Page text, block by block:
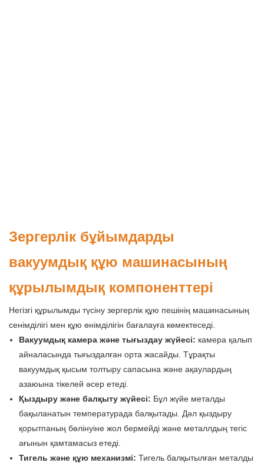
Зергерлік бұйымдарды
вакуумдық құю машинасының
құрылымдық компоненттері
Негізгі құрылымды түсіну зергерлік құю пешінің машинасының
сенімділігі мен құю өнімділігін бағалауға көмектеседі.
Вакуумдық камера және тығыздау жүйесі: камера қалып
айналасында тығыздалған орта жасайды. Тұрақты
вакуумдық қысым толтыру сапасына және ақаулардың
азаюына тікелей әсер етеді.
Қыздыру және балқыту жүйесі: Бұл жүйе металды
бақыланатын температурада балқытады. Дәл қыздыру
қорытпаның бөлінуіне жол бермейді және металлдың тегіс
ағынын қамтамасыз етеді.
Тигель және құю механизмі: Тигель балқытылған металды